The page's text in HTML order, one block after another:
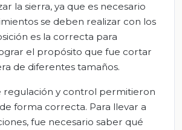
la sierra, ya que es necesario
se deben realizar con los
es la correcta para
el propósito que fue cortar
de diferentes tamaños.
regulación y control permitieron
forma correcta. Para llevar a
fue necesario saber qué